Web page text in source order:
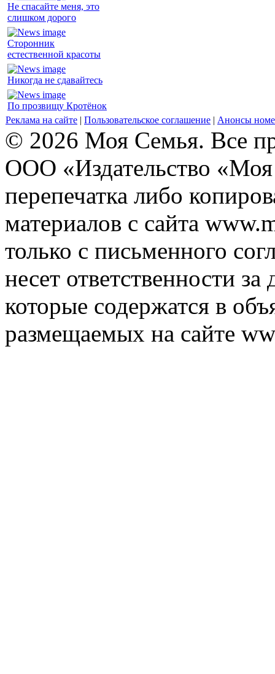
Не спасайте меня, это
слишком дорого
Сторонник
естественной красоты
Никогда не сдавайтесь
По прозвищу Кротёнок
Реклама на сайте | Пользовательское соглашение | Анонсы
© 2026 Моя Семья. Все
ООО «Издательство
перепечатка либо
материалов с сайта
только с письменного
несет ответственности
которые содержатся в
размещаемых на сайте